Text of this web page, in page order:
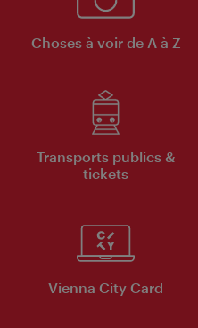
Choses à voir de A à Z
Transports publics &
tickets
Vienna City Card